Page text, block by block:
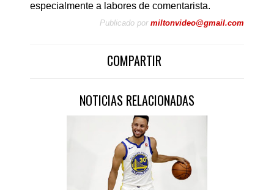
especialmente a labores de comentarista.
Publicado por miltonvideo@gmail.com
COMPARTIR
NOTICIAS RELACIONADAS